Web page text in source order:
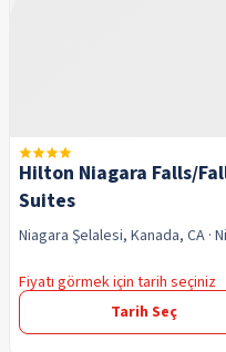
Hilton Niagara Falls/
Suites
Niagara Şelalesi, Kanada, CA ·
Fiyatı görmek için tarih seçiniz
Tarih Seç